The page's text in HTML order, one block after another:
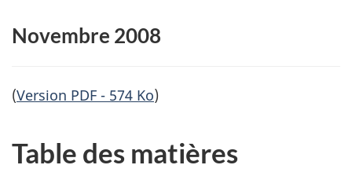
Novembre 2008
(Version PDF - 574 Ko)
Table des matières